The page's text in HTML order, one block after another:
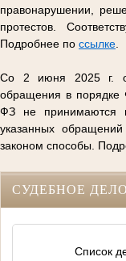
правонарушении,
протестов.
Подробнее по ссылке
Со 2 июня 2025 г.
обращения в порядке
ФЗ не принимаются
указанных обращений
законом способы.
СУДЕБНОЕ
Список